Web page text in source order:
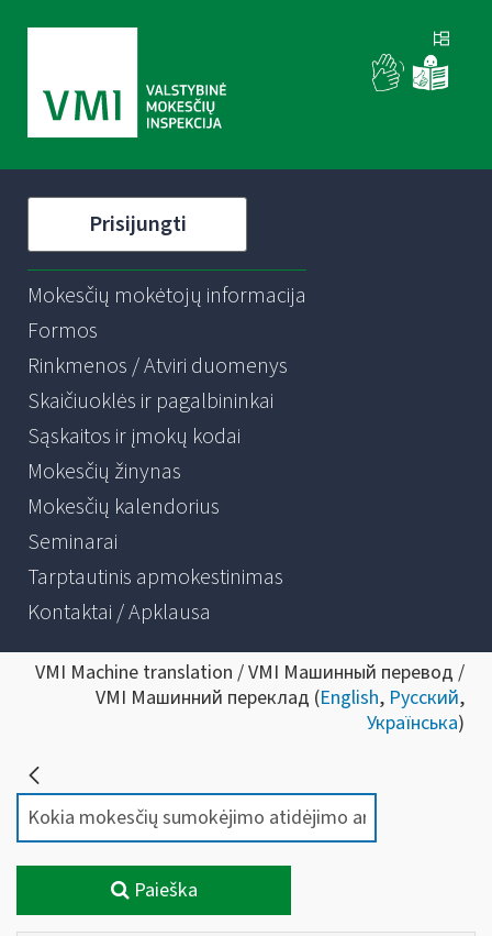
Prisijungti
Mokesčių mokėtojų informacija
Formos
Rinkmenos / Atviri duomenys
Skaičiuoklės ir pagalbininkai
Sąskaitos ir įmokų kodai
Mokesčių žinynas
Mokesčių kalendorius
Seminarai
Tarptautinis apmokestinimas
Kontaktai / Apklausa
VMI Machine translation / VMI Машинный перевод /
VMI Машинний переклад (English, Русский,
Українська)
Paieška